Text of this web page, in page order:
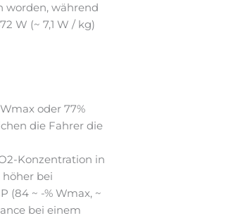
worden, während
W (~ 7,1 W / kg)
oder 77%
die Fahrer die
Konzentration in
bei
(84 ~ -% Wmax, ~
bei einem